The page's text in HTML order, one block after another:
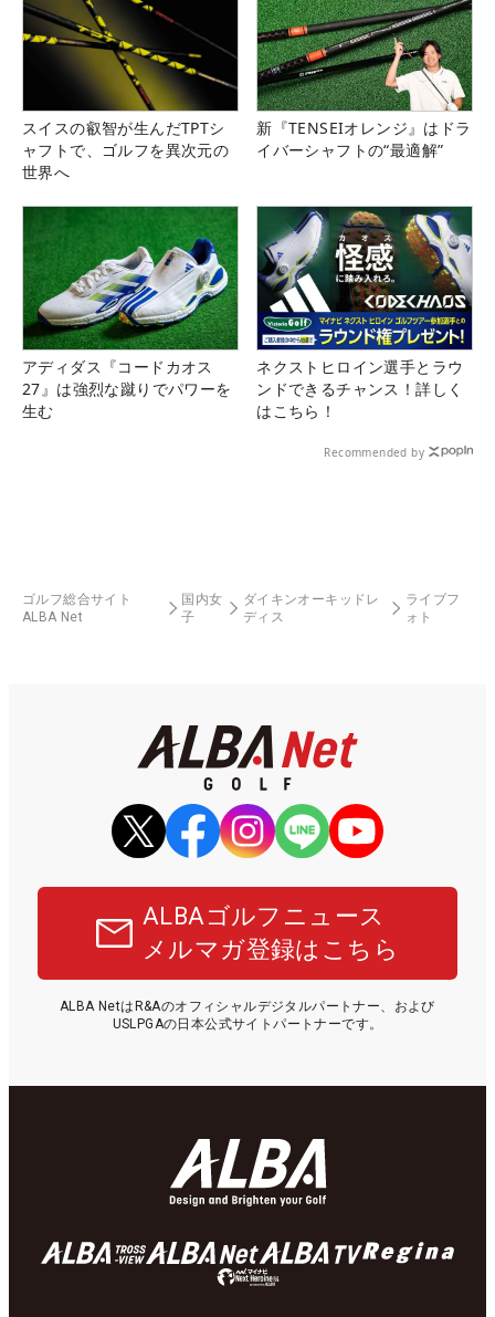
スイスの叡智が生んだTPTシ
ャフトで、ゴルフを異次元の
世界へ
新『TENSEIオレンジ』はドラ
イバーシャフトの“最適解”
アディダス『コードカオス
27』は強烈な蹴りでパワーを
生む
ネクストヒロイン選手とラウ
ンドできるチャンス！詳しく
はこちら！
Recommended by
ゴルフ総合サイト
ALBA Net
国内女
子
ダイキンオーキッドレ
ディス
ライブフ
ォト
ALBAゴルフニュース
メルマガ登録はこちら
ALBA NetはR&Aのオフィシャルデジタルパートナー、および
USLPGAの日本公式サイトパートナーです。